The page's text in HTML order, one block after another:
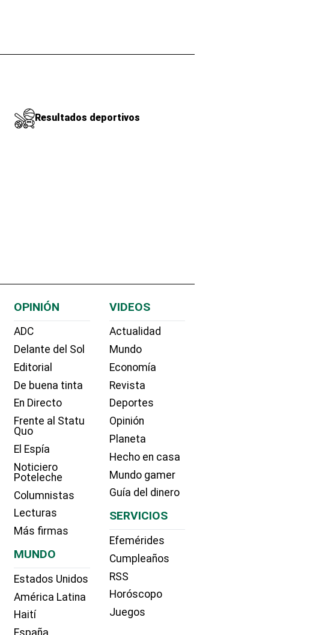
Resultados deportivos
OPINIÓN
ADC
Delante del Sol
Editorial
De buena tinta
En Directo
Frente al Statu
Quo
El Espía
Noticiero
Poteleche
Columnistas
Lecturas
Más firmas
MUNDO
Estados Unidos
América Latina
Haití
VIDEOS
Actualidad
Mundo
Economía
Revista
Deportes
Opinión
Planeta
Hecho en casa
Mundo gamer
Guía del dinero
SERVICIOS
Efemérides
Cumpleaños
RSS
Horóscopo
Juegos